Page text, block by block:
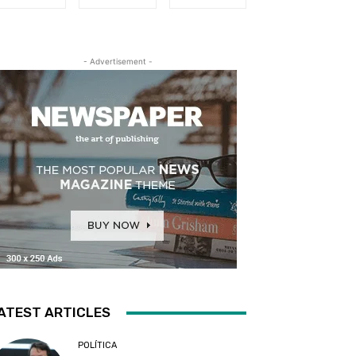
- Advertisement -
ARTICLES
POLÍTICA